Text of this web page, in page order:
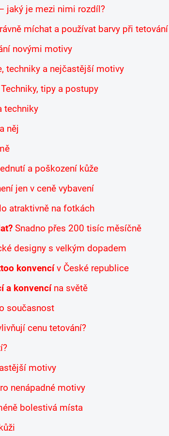
jaký je mezi nimi rozdíl?
míchat a používat barvy při tetování
novými motivy
techniky a nejčastější motivy
tipy a postupy
techniky
něj
a poškození kůže
jen v ceně vybavení
atraktivně na fotkách
Snadno přes 200 tisíc měsíčně
designy s velkým dopadem
konvencív České republice
a konvencína světě
současnost
cenu tetování?
motivy
nenápadné motivy
bolestivá místa